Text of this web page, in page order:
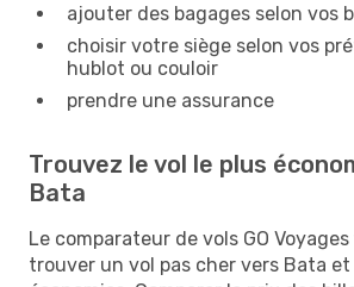
ajouter des bagages selon vos
choisir votre siège selon vos
hublot ou couloir
prendre une assurance
Trouvez le vol le plus
Bata
Le comparateur de vols GO
trouver un vol pas cher vers Bata